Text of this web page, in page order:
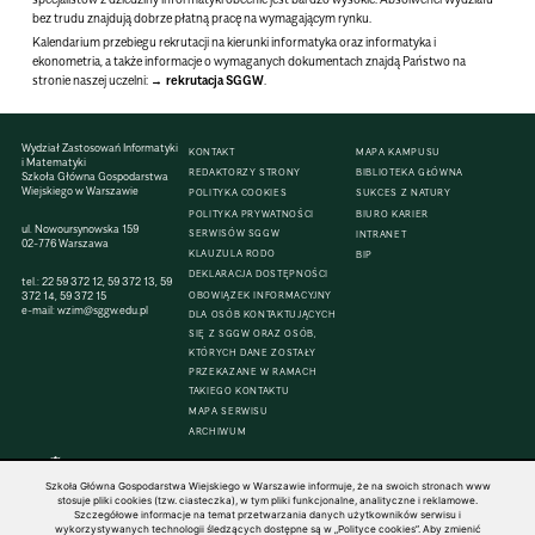
bez trudu znajdują dobrze płatną pracę na wymagającym rynku.
Kalendarium przebiegu rekrutacji na kierunki informatyka oraz informatyka i
ekonometria, a także informacje o wymaganych dokumentach znajdą Państwo na
stronie naszej uczelni:
rekrutacja SGGW
Wydział Zastosowań Informatyki
i Matematyki
Szkoła Główna Gospodarstwa
Wiejskiego w Warszawie
ul. Nowoursynowska 159
02-776 Warszawa
tel.:22 59 372 12, 59 372 13 59
372 14, 59 372 15
e-mail:wzim@sggw.edu.pl
KONTAKT
REDAKTORZY STRONY
POLITYKA COOKIES
POLITYKA PRYWATNOŚCI
SERWISÓW SGGW
KLAUZULA RODO
DEKLARACJA DOSTĘPNOŚCI
OBOWIĄZEK INFORMACYJNY
DLA OSÓB KONTAKTUJĄCYCH
SIĘ Z SGGW ORAZ OSÓB,
KTÓRYCH DANE ZOSTAŁY
PRZEKAZANE W RAMACH
TAKIEGO KONTAKTU
MAPA SERWISU
ARCHIWUM
MAPA KAMPUSU
BIBLIOTEKA GŁÓWNA
SUKCES Z NATURY
BIURO KARIER
INTRANET
BIP
© 1816–2026 SGGW — ALL RIGHTS RESERVED
Szkoła Główna Gospodarstwa Wiejskiego w Warszawie informuje, że na swoich stronach www
stosuje pliki cookies (tzw. ciasteczka), w tym pliki funkcjonalne, analityczne i reklamowe.
Szczegółowe informacje na temat przetwarzania danych użytkowników serwisu i
wykorzystywanych technologii śledzących dostępne są w „Polityce cookies”. Aby zmienić